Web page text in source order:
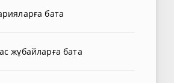
бата
жұбайларға бата